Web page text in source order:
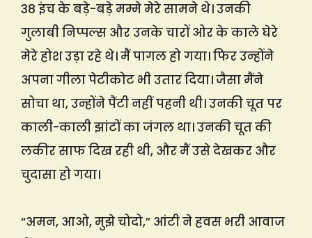
38 इंच के बड़े-बड़े मम्मे मेरे सामने थे। उनकी
गुलाबी निप्पल्स और उनके चारों ओर के काले घेरे
मेरे होश उड़ा रहे थे। मैं पागल हो गया। फिर उन्होंने
अपना गीला पेटीकोट भी उतार दिया। जैसा मैंने
सोचा था, उन्होंने पैंटी नहीं पहनी थी। उनकी चूत पर
काली-काली झांटों का जंगल था। उनकी चूत की
लकीर साफ दिख रही थी, और मैं उसे देखकर और
चुदासा हो गया।
“अमन, आओ, मुझे चोदो,” आंटी ने हवस भरी आवाज